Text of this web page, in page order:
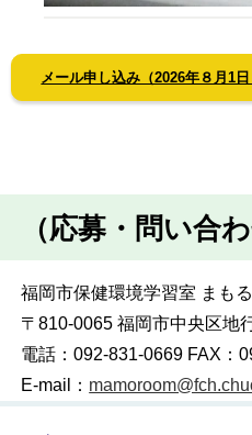
メール申し込み（2026年８月1日
（応募・問い合わ
福岡市保健環境学習室 まも
〒810-0065 福岡市中央区地
電話：092-831-0669 FAX：
E-mail：